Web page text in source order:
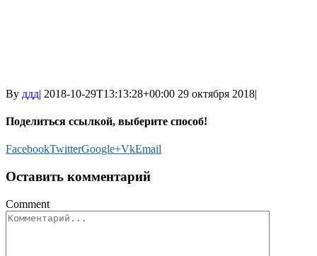
By ддд| 2018-10-29T13:13:28+00:00 29 октября 2018|
Поделиться ссылкой, выберите способ!
FacebookTwitterGoogle+VkEmail
Оставить комментарий
Comment